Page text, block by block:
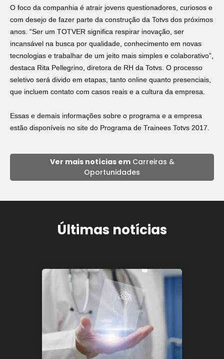
O foco da companhia é atrair jovens questionadores, curiosos e
com desejo de fazer parte da construção da Totvs dos próximos
anos. “Ser um TOTVER significa respirar inovação, ser
incansável na busca por qualidade, conhecimento em novas
tecnologias e trabalhar de um jeito mais simples e colaborativo”,
destaca Rita Pellegrino, diretora de RH da Totvs. O processo
seletivo será divido em etapas, tanto online quanto presenciais,
que incluem contato com casos reais e a cultura da empresa.
Essas e demais informações sobre o programa e a empresa
estão disponíveis no site do Programa de Trainees Totvs 2017.
Ver mais notícias emCarreiras &
Oportunidades
Últimas notícias